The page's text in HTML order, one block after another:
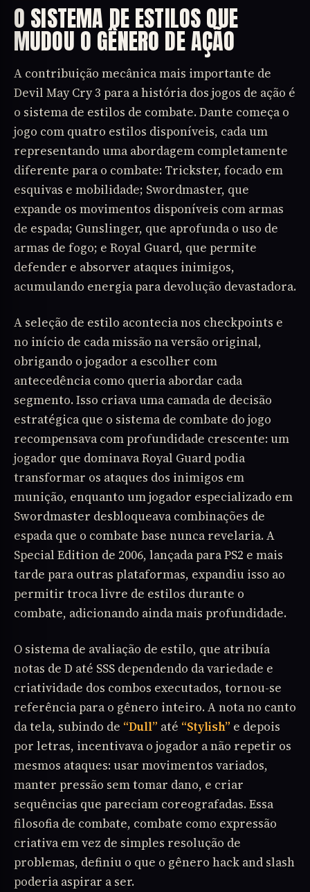
O SISTEMA DE ESTILOS QUE
MUDOU O GÊNERO DE AÇÃO
A contribuição mecânica mais importante de
Devil May Cry 3 para a história dos jogos de ação é
o sistema de estilos de combate. Dante começa o
jogo com quatro estilos disponíveis, cada um
representando uma abordagem completamente
diferente para o combate: Trickster, focado em
esquivas e mobilidade; Swordmaster, que
expande os movimentos disponíveis com armas
de espada; Gunslinger, que aprofunda o uso de
armas de fogo; e Royal Guard, que permite
defender e absorver ataques inimigos,
acumulando energia para devolução devastadora.
A seleção de estilo acontecia nos checkpoints e
no início de cada missão na versão original,
obrigando o jogador a escolher com
antecedência como queria abordar cada
segmento. Isso criava uma camada de decisão
estratégica que o sistema de combate do jogo
recompensava com profundidade crescente: um
jogador que dominava Royal Guard podia
transformar os ataques dos inimigos em
munição, enquanto um jogador especializado em
Swordmaster desbloqueava combinações de
espada que o combate base nunca revelaria. A
Special Edition de 2006, lançada para PS2 e mais
tarde para outras plataformas, expandiu isso ao
permitir troca livre de estilos durante o
combate, adicionando ainda mais profundidade.
O sistema de avaliação de estilo, que atribuía
notas de D até SSS dependendo da variedade e
criatividade dos combos executados, tornou-se
referência para o gênero inteiro. A nota no canto
da tela, subindo de “Dull” até “Stylish” e depois
por letras, incentivava o jogador a não repetir os
mesmos ataques: usar movimentos variados,
manter pressão sem tomar dano, e criar
sequências que pareciam coreografadas. Essa
filosofia de combate, combate como expressão
criativa em vez de simples resolução de
problemas, definiu o que o gênero hack and slash
poderia aspirar a ser.